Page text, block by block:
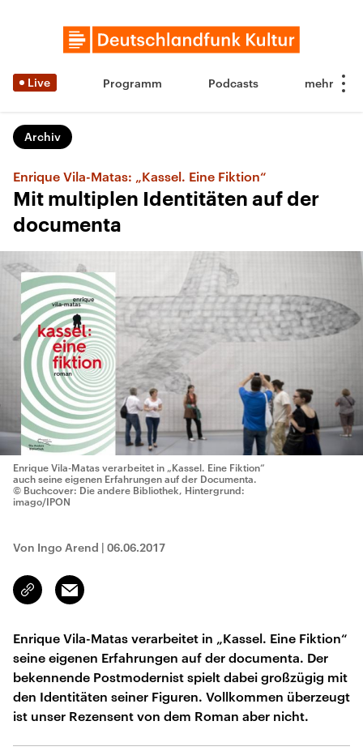
Live Programm Podcasts
Archiv
Enrique Vila-Matas: „Kassel. Eine Fiktion“
Mit multiplen Identitäten auf der
documenta
Enrique Vila-Matas verarbeitet in „Kassel. Eine Fiktion“
auch seine eigenen Erfahrungen auf der Documenta.
© Buchcover: Die andere Bibliothek, Hintergrund:
imago/IPON
Von Ingo Arend | 06.06.2017
Link
kopieren/teilen
Email
Enrique Vila-Matas verarbeitet in „Kassel. Eine Fiktion“
seine eigenen Erfahrungen auf der documenta. Der
bekennende Postmodernist spielt dabei großzügig mit
den Identitäten seiner Figuren. Vollkommen überzeugt
ist unser Rezensent von dem Roman aber nicht.